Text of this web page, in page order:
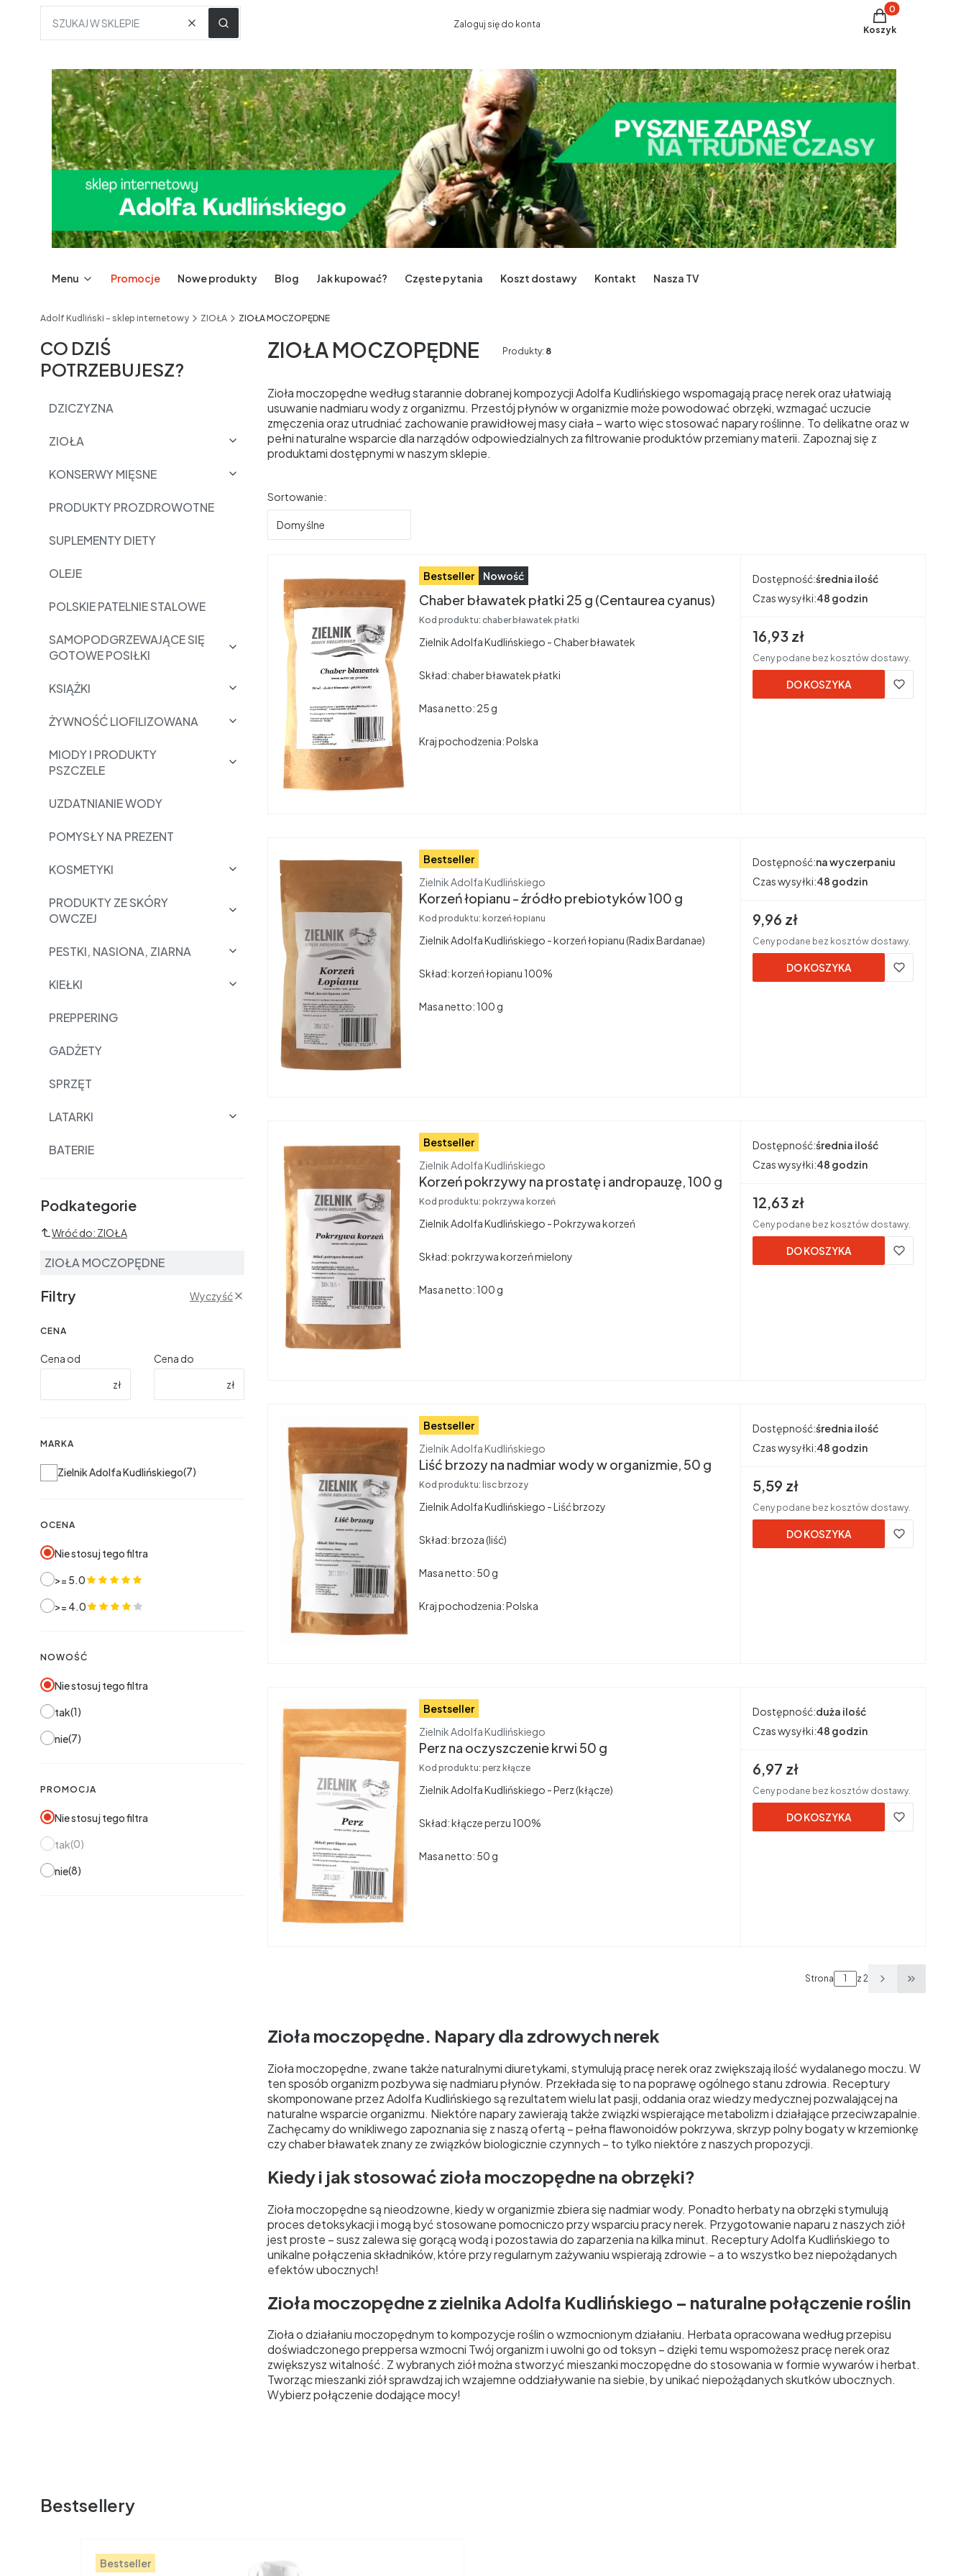
WyczyśćSZUKAJ W SKLEPIE Zaloguj się do konta
Produkty w
Koszyk
Menu Promocje Nowe produkty Blog Jak kupować? Częste pytania Koszt dostawy Kontakt Nasza TV
Adolf Kudliński - sklep internetowy ZIOŁA ZIOŁA MOCZOPĘDNE
CO DZIŚ
POTRZEBUJESZ?
DZICZYZNA
ZIOŁA
KONSERWY MIĘSNE
PRODUKTY PROZDROWOTNE
SUPLEMENTY DIETY
OLEJE
POLSKIE PATELNIE STALOWE
SAMOPODGRZEWAJĄCE SIĘ
GOTOWE POSIŁKI
KSIĄŻKI
ŻYWNOŚĆ LIOFILIZOWANA
MIODY I PRODUKTY
PSZCZELE
UZDATNIANIE WODY
POMYSŁY NA PREZENT
KOSMETYKI
PRODUKTY ZE SKÓRY
OWCZEJ
PESTKI, NASIONA, ZIARNA
KIEŁKI
PREPPERING
GADŻETY
SPRZĘT
LATARKI
BATERIE
Podkategorie
Wróć do: ZIOŁA
ZIOŁA MOCZOPĘDNE
Filtry Wyczyść
CENA
Cena od
zł
Cena do
zł
MARKA
MarkaZielnik Adolfa Kudlińskiego 7
OCENA
Nie stosuj tego filtra
>= 5.0
>= 4.0
NOWOŚĆ
Nie stosuj tego filtra
tak 1
nie 7
PROMOCJA
Nie stosuj tego filtra
tak 0
nie 8
ZIOŁA MOCZOPĘDNE Produkty: 8
Zioła moczopędne według starannie dobranej kompozycji Adolfa Kudlińskiego wspomagają pracę nerek oraz ułatwiają
usuwanie nadmiaru wody z organizmu. Przestój płynów w organizmie może powodować obrzęki, wzmagać uczucie
zmęczenia oraz utrudniać zachowanie prawidłowej masy ciała – warto więc stosować napary roślinne. To delikatne oraz w
pełni naturalne wsparcie dla narządów odpowiedzialnych za filtrowanie produktów przemiany materii. Zapoznaj się z
produktami dostępnymi w naszym sklepie.
Lista produktów
Sortowanie:
Domyślne
Bestseller Nowość
Chaber bławatek płatki 25 g (Centaurea cyanus)
Kod produktu: chaber bławatek płatki
Zielnik Adolfa Kudlińskiego - Chaber bławatek
Skład: chaber bławatek płatki
Masa netto: 25 g
Kraj pochodzenia: Polska
Dostępność:średnia ilość
Czas wysyłki:48 godzin
Cena brutto
16,93 zł
Ceny podane bez kosztów dostawy.
DO KOSZYKA
Bestseller
Producent
Zielnik Adolfa Kudlińskiego
Korzeń łopianu - źródło prebiotyków 100 g
Kod produktu: korzeń łopianu
Zielnik Adolfa Kudlińskiego - korzeń łopianu (Radix Bardanae)
Skład: korzeń łopianu 100%
Masa netto: 100 g
Dostępność:na wyczerpaniu
Czas wysyłki:48 godzin
Cena brutto
9,96 zł
Ceny podane bez kosztów dostawy.
DO KOSZYKA
Bestseller
Producent
Zielnik Adolfa Kudlińskiego
Korzeń pokrzywy na prostatę i andropauzę, 100 g
Kod produktu: pokrzywa korzeń
Zielnik Adolfa Kudlińskiego - Pokrzywa korzeń
Skład: pokrzywa korzeń mielony
Masa netto: 100 g
Dostępność:średnia ilość
Czas wysyłki:48 godzin
Cena brutto
12,63 zł
Ceny podane bez kosztów dostawy.
DO KOSZYKA
Bestseller
Producent
Zielnik Adolfa Kudlińskiego
Liść brzozy na nadmiar wody w organizmie, 50 g
Kod produktu: lisc brzozy
Zielnik Adolfa Kudlińskiego - Liść brzozy
Skład: brzoza (liść)
Masa netto: 50 g
Kraj pochodzenia: Polska
Dostępność:średnia ilość
Czas wysyłki:48 godzin
Cena brutto
5,59 zł
Ceny podane bez kosztów dostawy.
DO KOSZYKA
Bestseller
Producent
Zielnik Adolfa Kudlińskiego
Perz na oczyszczenie krwi 50 g
Kod produktu: perz kłącze
Zielnik Adolfa Kudlińskiego - Perz (kłącze)
Skład: kłącze perzu 100%
Masa netto: 50 g
Dostępność:duża ilość
Czas wysyłki:48 godzin
Cena brutto
6,97 zł
Ceny podane bez kosztów dostawy.
DO KOSZYKA
Strona z 2 Przejdź
Zioła moczopędne. Napary dla zdrowych nerek
Zioła moczopędne, zwane także naturalnymi diuretykami, stymulują pracę nerek oraz zwiększają ilość wydalanego moczu. W
ten sposób organizm pozbywa się nadmiaru płynów. Przekłada się to na poprawę ogólnego stanu zdrowia. Receptury
skomponowane przez Adolfa Kudlińskiego są rezultatem wielu lat pasji, oddania oraz wiedzy medycznej pozwalającej na
naturalne wsparcie organizmu. Niektóre napary zawierają także związki wspierające metabolizm i działające przeciwzapalnie.
Zachęcamy do wnikliwego zapoznania się z naszą ofertą – pełna flawonoidów pokrzywa, skrzyp polny bogaty w krzemionkę
czy chaber bławatek znany ze związków biologicznie czynnych – to tylko niektóre z naszych propozycji.
Kiedy i jak stosować zioła moczopędne na obrzęki?
Zioła moczopędne są nieodzowne, kiedy w organizmie zbiera się nadmiar wody. Ponadto herbaty na obrzęki stymulują
proces detoksykacji i mogą być stosowane pomocniczo przy wsparciu pracy nerek. Przygotowanie naparu z naszych ziół
jest proste – susz zalewa się gorącą wodą i pozostawia do zaparzenia na kilka minut. Receptury Adolfa Kudlińskiego to
unikalne połączenia składników, które przy regularnym zażywaniu wspierają zdrowie – a to wszystko bez niepożądanych
efektów ubocznych!
Zioła moczopędne z zielnika Adolfa Kudlińskiego – naturalne połączenie roślin
Zioła o działaniu moczopędnym to kompozycje roślin o wzmocnionym działaniu. Herbata opracowana według przepisu
doświadczonego preppersa wzmocni Twój organizm i uwolni go od toksyn – dzięki temu wspomożesz pracę nerek oraz
zwiększysz witalność. Z wybranych ziół można stworzyć mieszanki moczopędne do stosowania w formie wywarów i herbat.
Tworząc mieszanki ziół sprawdzaj ich wzajemne oddziaływanie na siebie, by unikać niepożądanych skutków ubocznych.
Wybierz połączenie dodające mocy!
Bestsellery
Bestseller